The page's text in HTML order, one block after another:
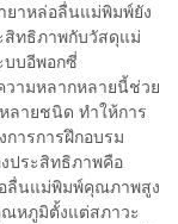
าหล่อลื่นแม่พิมพ์ยัง
สิทธิภาพกับวัสดุแม่
บบอีพอกซี่
ามหลากหลายนี้ช่วย
ลายชนิด ทำให้การ
ารการฝึกอบรม
ประสิทธิภาพคือ
ลื่นแม่พิมพ์คุณภาพสูง
หภูมิตั้งแต่สภาวะ